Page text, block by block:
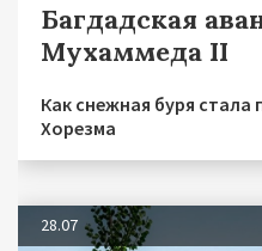
Багдадская
Мухаммеда II
Как снежная буря
Хорезма
28.07